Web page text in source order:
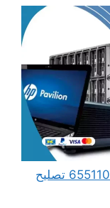
مهندس كمبيوتر العارضية الصناعية 65511033 تصليح